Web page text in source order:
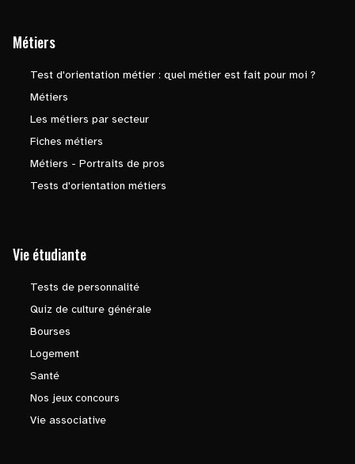
Métiers
Test d'orientation métier : quel métier est fait pour moi ?
Métiers
Les métiers par secteur
Fiches métiers
Métiers - Portraits de pros
Tests d'orientation métiers
Vie étudiante
Tests de personnalité
Quiz de culture générale
Bourses
Logement
Santé
Nos jeux concours
Vie associative